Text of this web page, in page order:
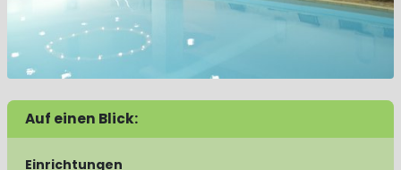
Auf einen Blick:
Einrichtungen